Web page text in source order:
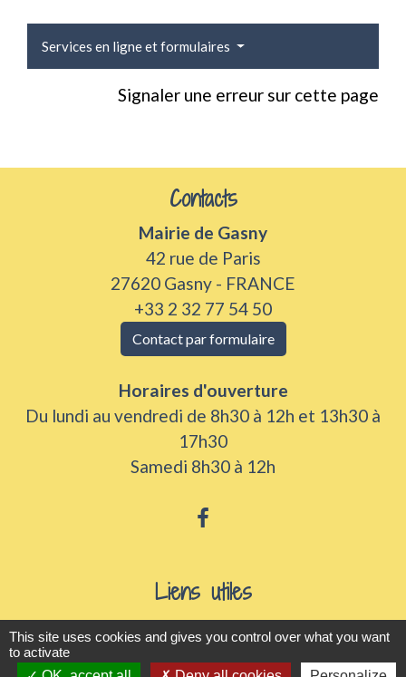
Services en ligne et formulaires
Signaler une erreur sur cette page
Contacts
Mairie de Gasny
42 rue de Paris
27620 Gasny - FRANCE
+33 2 32 77 54 50
Contact par formulaire
Horaires d'ouverture
Du lundi au vendredi de 8h30 à 12h et 13h30 à
17h30
Samedi 8h30 à 12h
Liens utiles
Seine Normandie Agglomération
Office de tourisme
This site uses cookies and gives you control over what you want
to activate